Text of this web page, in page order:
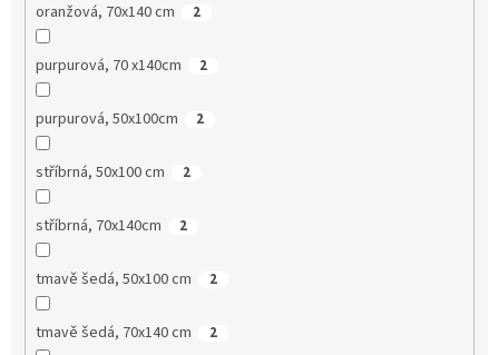
oranžová, 70x140 cm 2
purpurová, 70 x140cm 2
purpurová, 50x100cm 2
stříbrná, 50x100 cm 2
stříbrná, 70x140cm 2
tmavě šedá, 50x100 cm 2
tmavě šedá, 70x140 cm 2